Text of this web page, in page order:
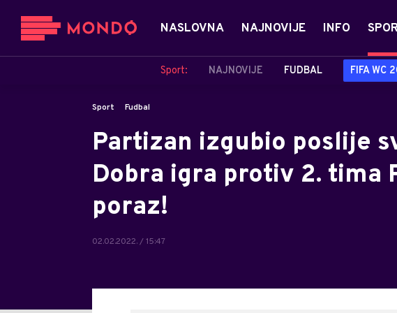
NASLOVNA NAJNOVIJE INFO
Sport: NAJNOVIJE FUDBAL FIFA WC
Sport Fudbal
Partizan izgubio poslije
Dobra igra protiv 2. tima
poraz!
02.02.2022. / 15:47